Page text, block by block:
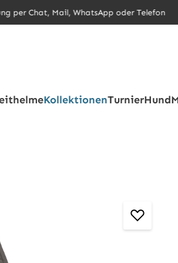
per Chat, Mail, WhatsApp oder Telefon
KollektionenTurnierHund